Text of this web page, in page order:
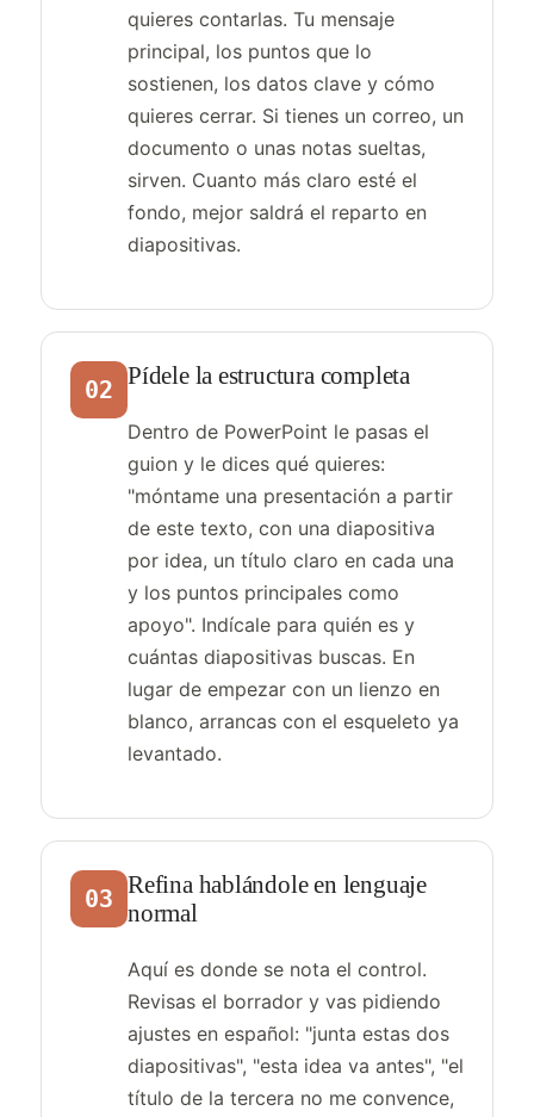
quieres contarlas. Tu mensaje
principal, los puntos que lo
sostienen, los datos clave y cómo
quieres cerrar. Si tienes un correo, un
documento o unas notas sueltas,
sirven. Cuanto más claro esté el
fondo, mejor saldrá el reparto en
diapositivas.
02 Pídele la estructura completa
Dentro de PowerPoint le pasas el
guion y le dices qué quieres:
"móntame una presentación a partir
de este texto, con una diapositiva
por idea, un título claro en cada una
y los puntos principales como
apoyo". Indícale para quién es y
cuántas diapositivas buscas. En
lugar de empezar con un lienzo en
blanco, arrancas con el esqueleto ya
levantado.
03 Refina hablándole en lenguaje
normal
Aquí es donde se nota el control.
Revisas el borrador y vas pidiendo
ajustes en español: "junta estas dos
diapositivas", "esta idea va antes", "el
título de la tercera no me convence,